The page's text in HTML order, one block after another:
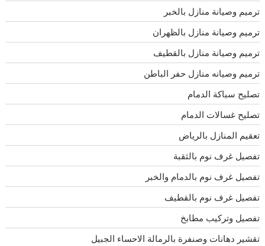
ترميم وصيانة منازل بالخبر
ترميم وصيانة منازل بالظهران
ترميم وصيانة منازل بالقطيف
ترميم وصيانه منازل حفر الباطن
تصليح سباكة الدمام
تصليح غسالات الدمام
تعقيم المنازل بالرياض
تفصيل غرف نوم بالثقبة
تفصيل غرف نوم بالدمام والخبر
تفصيل غرف نوم بالقطيف
تفصيل وتركيب مطابخ
تقشير دهانات وصنفرة بالرمالة الاحساء الجبيل